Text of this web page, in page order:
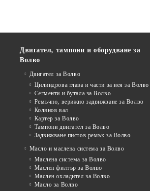
Двигател, тампони и оборудване за
Волво
Двигател за Волво
Цилиндрова глава и части за нея за Волво
Сегменти и бутала за Волво
Ремъчно, верижно задвижване за Волво
Колянов вал
Картер за Волво
Тампони двигател за Волво
Задвижване пистов ремък за Волво
Масло и маслена система за Волво
Маслена система за Волво
Маслен филтър за Волво
Маслен охладител за Волво
Масло за Волво